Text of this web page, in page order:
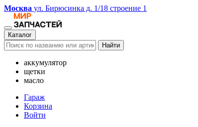
Москва ул. Бирюсинка д. 1/18 строение 1
Каталог
Найти
аккумулятор
щетки
масло
Гараж
Корзина
Войти